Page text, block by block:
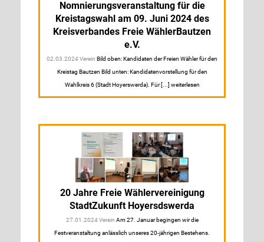
Nomnierungsveranstaltung für die
Kreistagswahl am 09. Juni 2024 des
Kreisverbandes Freie WählerBautzen
e.V.
02.03.2024 Verein Bild oben: Kandidaten der Freien Wähler für den
Kreistag Bautzen Bild unten: Kandidatenvorstellung für den
Wahlkreis 6 (Stadt Hoyerswerda). Für [...] weiterlesen
20 Jahre Freie Wählervereinigung
StadtZukunft Hoyersdswerda
27.01.2024 Verein Am 27. Januar begingen wir die
Festveranstaltung anlässlich unseres 20-jährigen Bestehens.